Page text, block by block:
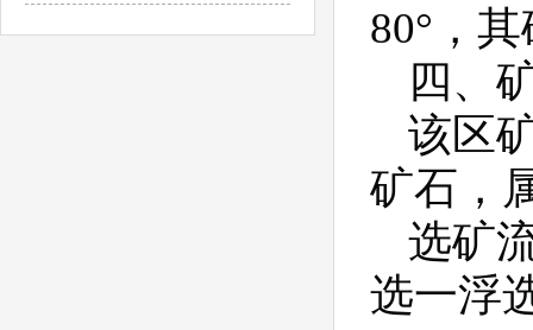
80°，
四、
该区
矿石，
选矿
选一浮